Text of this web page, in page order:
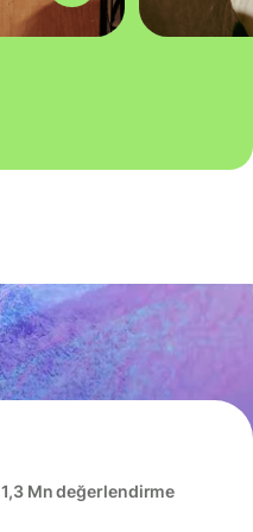
1,3 Mn değerlendirme